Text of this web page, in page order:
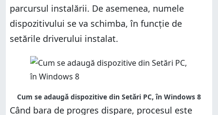
parcursul instalării. De asemenea, numele
dispozitivului se va schimba, în funcție de
setările driverului instalat.
Cum se adaugă dispozitive din Setări PC, în Windows 8
Când bara de progres dispare, procesul este